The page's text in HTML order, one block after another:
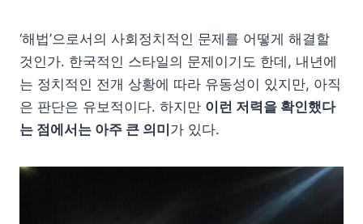
‘해법’으로서의 사회정치적인 문제를 어떻게 해결할
것인가. 한국적인 스타일의 문제이기도 한데, 내년에
는 정치적인 전개 상황에 따라 유동성이 있지만, 아직
은 판단은 유보적이다. 하지만 이런 저력을 확인했다
는 점에서는 아주 큰 의미 가 있다.